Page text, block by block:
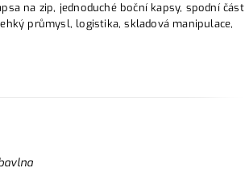
na zip, jednoduché boční kapsy, spodní část
průmysl, logistika, skladová manipulace,